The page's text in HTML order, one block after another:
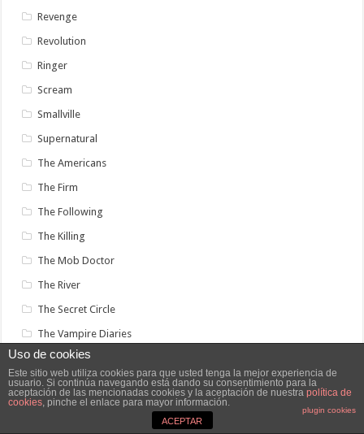
Revenge
Revolution
Ringer
Scream
Smallville
Supernatural
The Americans
The Firm
The Following
The Killing
The Mob Doctor
The River
The Secret Circle
The Vampire Diaries
The Walking Dead
Touch
True Blood
True Detective
Uso de cookies
Este sitio web utiliza cookies para que usted tenga la mejor experiencia de
usuario. Si continúa navegando está dando su consentimiento para la
aceptación de las mencionadas cookies y la aceptación de nuestra política de
cookies, pinche el enlace para mayor información.
plugin cookies
ACEPTAR